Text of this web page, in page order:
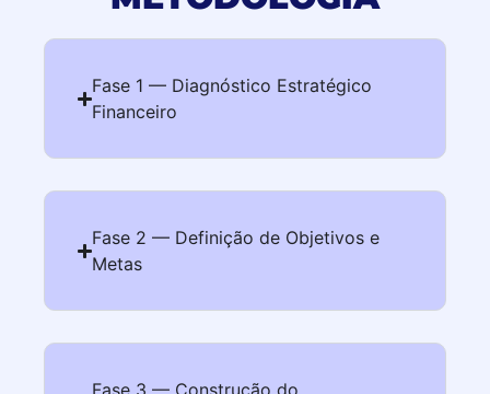
Fase 1 — Diagnóstico Estratégico
Financeiro
Fase 2 — Definição de Objetivos e
Metas